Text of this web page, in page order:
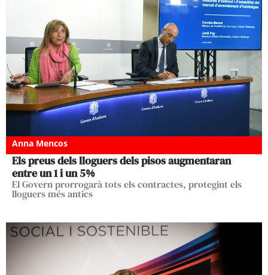
Anna Mencos
Els preus dels lloguers dels pisos augmentaran
entre un 1 i un 5%
El Govern prorrogarà tots els contractes, protegint els
lloguers més antics